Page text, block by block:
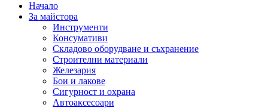
Начало
За майстора
Инструменти
Консумативи
Складово оборудване и съхранение
Строителни материали
Железария
Бои и лакове
Сигурност и охрана
Автоаксесоари